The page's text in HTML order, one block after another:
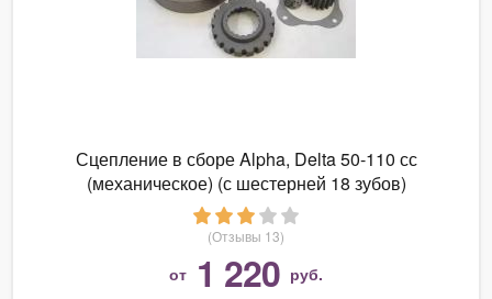
Сцепление в сборе Alpha, Delta 50-110 сс
(механическое) (с шестерней 18 зубов)
(Отзывы 13)
от 1 220 руб.